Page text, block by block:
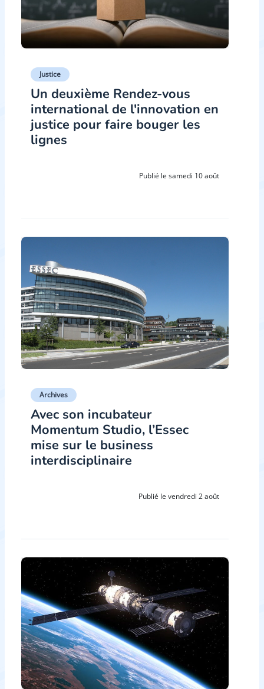
Justice
Un deuxième Rendez-vous
international de l'innovation en
justice pour faire bouger les
lignes
Publié le samedi 10 août
Archives
Avec son incubateur
Momentum Studio, l’Essec
mise sur le business
interdisciplinaire
Publié le vendredi 2 août